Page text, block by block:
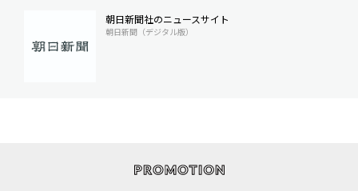
朝日新聞社のニュースサイト
朝日新聞（デジタル版）